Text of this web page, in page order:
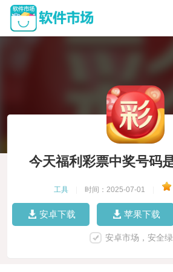
今天福利彩票中奖号码
工具 时间：2025-07-01
安卓下载 苹果下载
安卓市场，安全